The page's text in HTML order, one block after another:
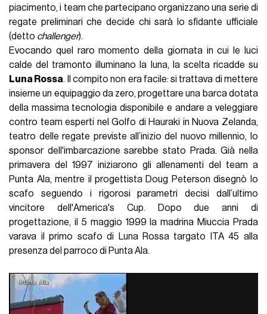
piacimento, i team che partecipano organizzano una serie di
regate preliminari che decide chi sarà lo sfidante ufficiale
(detto challenger).
Evocando quel raro momento della giornata in cui le luci
calde del tramonto illuminano la luna, la scelta ricadde su
Luna Rossa. Il compito non era facile: si trattava di mettere
insieme un equipaggio da zero, progettare una barca dotata
della massima tecnologia disponibile e andare a veleggiare
contro team esperti nel Golfo di Hauraki in Nuova Zelanda,
teatro delle regate previste all’inizio del nuovo millennio, lo
sponsor dell'imbarcazione sarebbe stato Prada. Già nella
primavera del 1997 iniziarono gli allenamenti del team a
Punta Ala, mentre il progettista Doug Peterson disegnò lo
scafo seguendo i rigorosi parametri decisi dall’ultimo
vincitore dell'America's Cup. Dopo due anni di
progettazione, il 5 maggio 1999 la madrina Miuccia Prada
varava il primo scafo di Luna Rossa targato ITA 45 alla
presenza del parroco di Punta Ala.